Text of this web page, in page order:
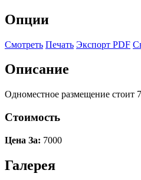
Опции
Смотреть Печать Экспорт PDF
Описание
Одноместное размещение стоит
Стоимость
Цена За: 7000
Галерея